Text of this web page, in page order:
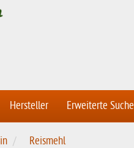
Hersteller Erweiterte Suche
Reismehl